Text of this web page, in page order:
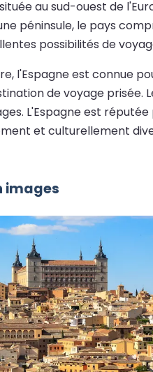
au sud-ouest de
péninsule, le pays
possibilités de
l'Espagne est connue
de voyage prisée.
L'Espagne est
et culturellement
images